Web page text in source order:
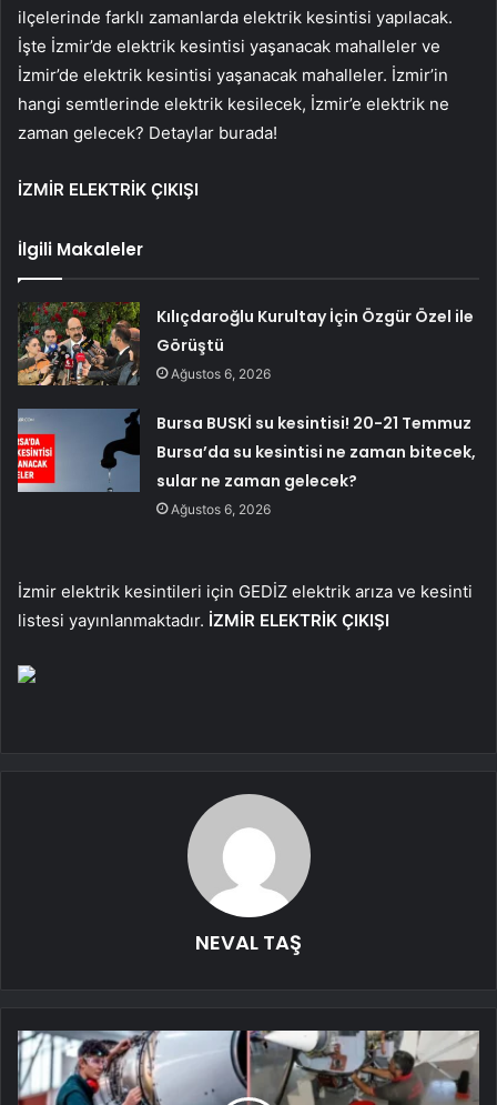
ilçelerinde farklı zamanlarda elektrik kesintisi yapılacak.
İşte İzmir’de elektrik kesintisi yaşanacak mahalleler ve
İzmir’de elektrik kesintisi yaşanacak mahalleler. İzmir’in
hangi semtlerinde elektrik kesilecek, İzmir’e elektrik ne
zaman gelecek? Detaylar burada!
İZMİR ELEKTRİK ÇIKIŞI
İlgili Makaleler
Kılıçdaroğlu Kurultay İçin Özgür Özel ile
Görüştü
Ağustos 6, 2026
Bursa BUSKİ su kesintisi! 20-21 Temmuz
Bursa’da su kesintisi ne zaman bitecek,
sular ne zaman gelecek?
Ağustos 6, 2026
İzmir elektrik kesintileri için GEDİZ elektrik arıza ve kesinti
listesi yayınlanmaktadır. İZMİR ELEKTRİK ÇIKIŞI
NEVAL TAŞ